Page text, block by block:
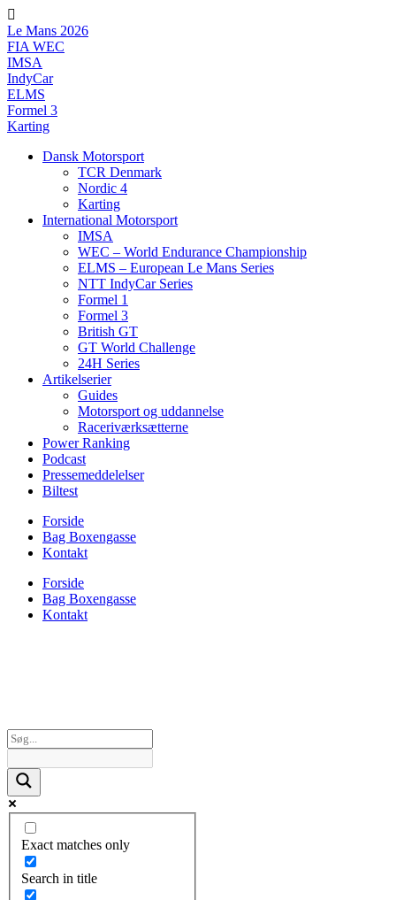
Videre
til
indhold
Le Mans 2026
FIA WEC
IMSA
IndyCar
ELMS
Formel 3
Karting
Dansk Motorsport
TCR Denmark
Nordic 4
Karting
International Motorsport
IMSA
WEC – World Endurance Championship
ELMS – European Le Mans Series
NTT IndyCar Series
Formel 1
Formel 3
British GT
GT World Challenge
24H Series
Artikelserier
Guides
Motorsport og uddannelse
Raceriværksætterne
Power Ranking
Podcast
Pressemeddelelser
Biltest
Forside
Bag Boxengasse
Kontakt
Forside
Bag Boxengasse
Kontakt
Exact matches only
Search in title